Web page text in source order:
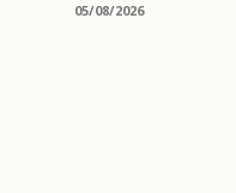
05/08/2026